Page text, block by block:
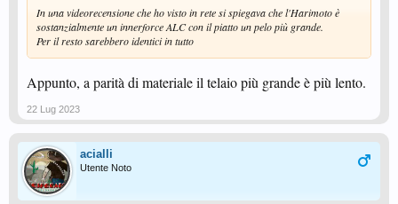
In una videorecensione che ho visto in rete si spiegava che l'Harimoto è
sostanzialmente un innerforce ALC con il piatto un pelo più grande.
Per il resto sarebbero identici in tutto
Appunto, a parità di materiale il telaio più grande è più lento.
22 Lug 2023
acialli
Utente Noto